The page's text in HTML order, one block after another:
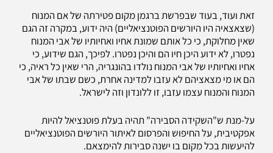
זאת ועוד, בעוד שבפרשת ברגמן מקום פטירתה של אם המנוח
(שצאצאיה היו היורשים הפוטנציאליים) היה ידוע, במקרה זה הגם
שאין מחלוקת, כי כל אותם שמונת אחיו ואחיותיו של אבי המנוח
נפטרו, לא ידוע היכן חיו הם והיכן נפטרו. לפיכך, הגם שידוע, כי
אחיו ואחיותיו של אבי המנוח נולדו בהונגריה, הרי שאין כל ראיה, כי
הם או מי מצאציהם לא עזבו למדינה אחרת, כשם שבתו של אבי
המנוח והמנוח עצמו עזבו, זו ללונדון וזה לישראל.
על-מנת ש"השקידה הסבירה" תהיה בעלת פוטנציאל להיות
אפקטיבית, על החיפוש והפרסום לאיתור היורשים הפוטנציאליים
להיעשות בכל מקום בו ישנה סבירות להימצאם.